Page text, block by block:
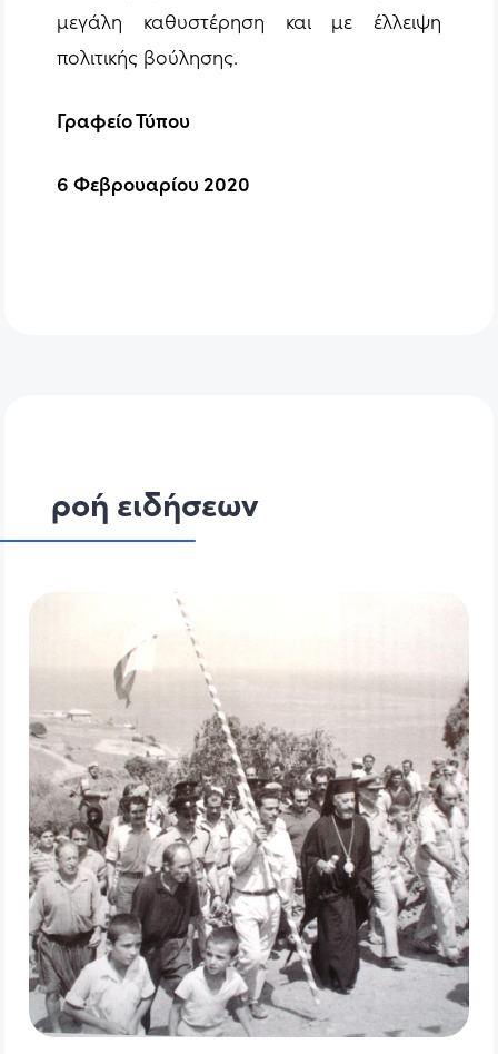
μεγάλη καθυστέρηση και με έλλειψη
πολιτικής βούλησης.
Γραφείο Τύπου
6 Φεβρουαρίου 2020
ροή ειδήσεων